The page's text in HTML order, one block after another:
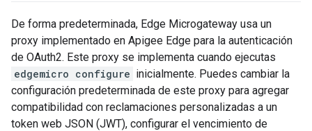
De forma predeterminada, Edge Microgateway usa un
proxy implementado en Apigee Edge para la autenticación
de OAuth2. Este proxy se implementa cuando ejecutas
edgemicro configure inicialmente. Puedes cambiar la
configuración predeterminada de este proxy para agregar
compatibilidad con reclamaciones personalizadas a un
token web JSON (JWT), configurar el vencimiento de